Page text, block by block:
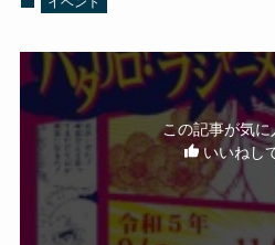
この記事が気に
いいねし